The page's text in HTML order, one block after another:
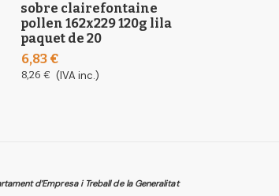
sobre clairefontaine
pollen 162x229 120g lila
paquet de 20
6,83 €
8,26 € (IVA inc.)
d’Empresa i Treball de la Generalitat